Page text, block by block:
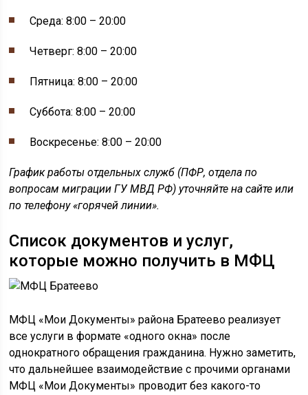
Среда: 8:00 – 20:00
Четверг: 8:00 – 20:00
Пятница: 8:00 – 20:00
Суббота: 8:00 – 20:00
Воскресенье: 8:00 – 20:00
График работы отдельных служб (ПФР, отдела по
вопросам миграции ГУ МВД РФ) уточняйте на сайте или
по телефону «горячей линии».
Список документов и услуг,
которые можно получить в МФЦ
МФЦ «Мои Документы» района Братеево реализует
все услуги в формате «одного окна» после
однократного обращения гражданина. Нужно заметить,
что дальнейшее взаимодействие с прочими органами
МФЦ «Мои Документы» проводит без какого-то